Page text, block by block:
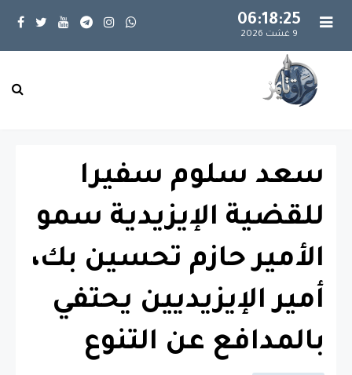
06:18:26
9 غشت 2026
سعد سلوم سفيرا
للقضية الإيزيدية سمو
الأمير حازم تحسين بك،
أمير الإيزيديين يحتفي
بالمدافع عن التنوع